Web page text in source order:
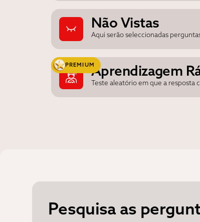
Não Vistas
Aqui serão seleccionadas
Aprendizagem
Teste aleatório em que a resposta
PREMIUM
Pesquisa as